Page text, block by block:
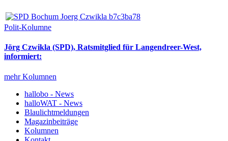
Polit-Kolumne
Jörg Czwikla (SPD), Ratsmitglied für Langendreer-West,
informiert:
mehr Kolumnen
hallobo - News
halloWAT - News
Blaulichtmeldungen
Magazinbeiträge
Kolumnen